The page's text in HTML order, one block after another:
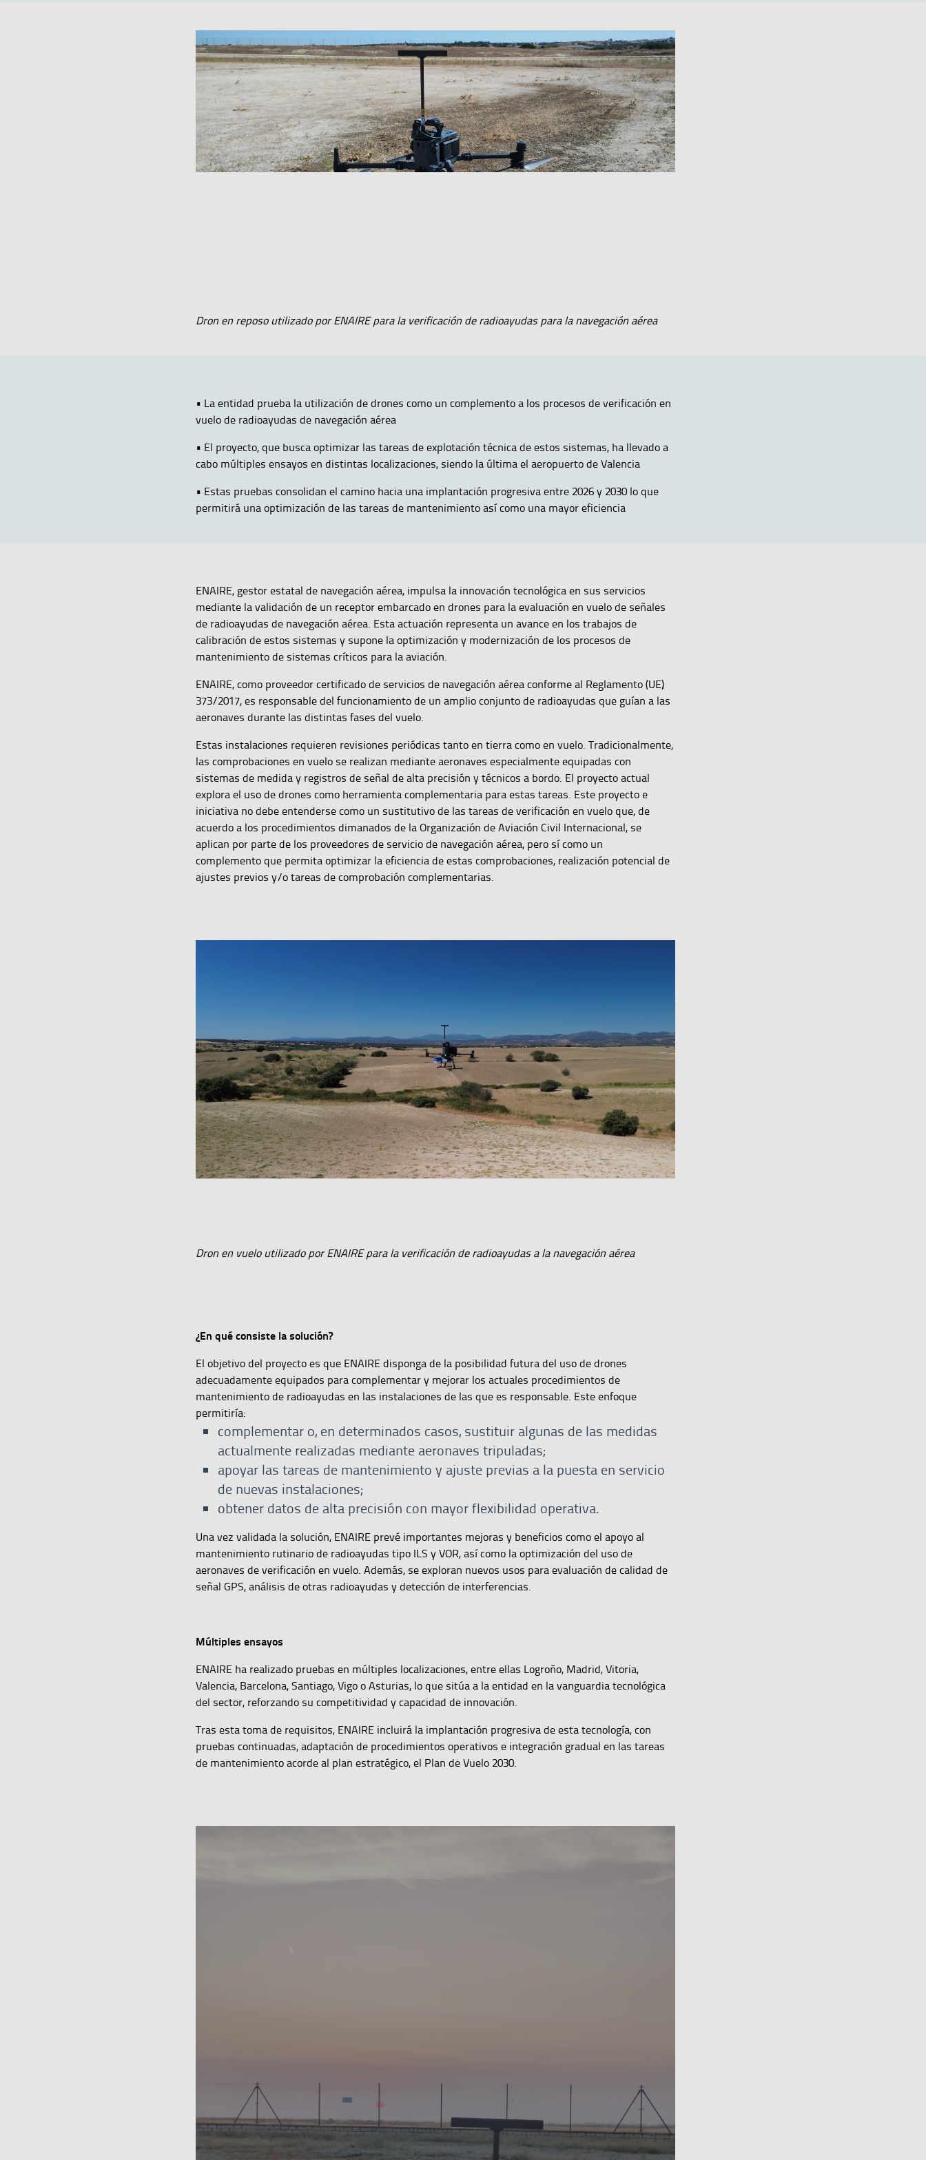
Dron en reposo utilizado por ENAIRE para la verificación de radioayudas para la navegación aérea
• La entidad prueba la utilización de drones como un complemento a los procesos de verificación en
vuelo de radioayudas de navegación aérea
• El proyecto, que busca optimizar las tareas de explotación técnica de estos sistemas, ha llevado a
cabo múltiples ensayos en distintas localizaciones, siendo la última el aeropuerto de Valencia
• Estas pruebas consolidan el camino hacia una implantación progresiva entre 2026 y 2030 lo que
permitirá una optimización de las tareas de mantenimiento así como una mayor eficiencia
ENAIRE, gestor estatal de navegación aérea, impulsa la innovación tecnológica en sus servicios
mediante la validación de un receptor embarcado en drones para la evaluación en vuelo de señales
de radioayudas de navegación aérea. Esta actuación representa un avance en los trabajos de
calibración de estos sistemas y supone la optimización y modernización de los procesos de
mantenimiento de sistemas críticos para la aviación.
ENAIRE, como proveedor certificado de servicios de navegación aérea conforme al Reglamento (UE)
373/2017, es responsable del funcionamiento de un amplio conjunto de radioayudas que guían a las
aeronaves durante las distintas fases del vuelo.
Estas instalaciones requieren revisiones periódicas tanto en tierra como en vuelo. Tradicionalmente,
las comprobaciones en vuelo se realizan mediante aeronaves especialmente equipadas con
sistemas de medida y registros de señal de alta precisión y técnicos a bordo. El proyecto actual
explora el uso de drones como herramienta complementaria para estas tareas. Este proyecto e
iniciativa no debe entenderse como un sustitutivo de las tareas de verificación en vuelo que, de
acuerdo a los procedimientos dimanados de la Organización de Aviación Civil Internacional, se
aplican por parte de los proveedores de servicio de navegación aérea, pero sí como un
complemento que permita optimizar la eficiencia de estas comprobaciones, realización potencial de
ajustes previos y/o tareas de comprobación complementarias.
Dron en vuelo utilizado por ENAIRE para la verificación de radioayudas a la navegación aérea
¿En qué consiste la solución?
El objetivo del proyecto es que ENAIRE disponga de la posibilidad futura del uso de drones
adecuadamente equipados para complementar y mejorar los actuales procedimientos de
mantenimiento de radioayudas en las instalaciones de las que es responsable. Este enfoque
permitiría:
complementar o, en determinados casos, sustituir algunas de las medidas
actualmente realizadas mediante aeronaves tripuladas;
apoyar las tareas de mantenimiento y ajuste previas a la puesta en servicio
de nuevas instalaciones;
obtener datos de alta precisión con mayor flexibilidad operativa.
Una vez validada la solución, ENAIRE prevé importantes mejoras y beneficios como el apoyo al
mantenimiento rutinario de radioayudas tipo ILS y VOR, así como la optimización del uso de
aeronaves de verificación en vuelo. Además, se exploran nuevos usos para evaluación de calidad de
señal GPS, análisis de otras radioayudas y detección de interferencias.
Múltiples ensayos
ENAIRE ha realizado pruebas en múltiples localizaciones, entre ellas Logroño, Madrid, Vitoria,
Valencia, Barcelona, Santiago, Vigo o Asturias, lo que sitúa a la entidad en la vanguardia tecnológica
del sector, reforzando su competitividad y capacidad de innovación.
Tras esta toma de requisitos, ENAIRE incluirá la implantación progresiva de esta tecnología, con
pruebas continuadas, adaptación de procedimientos operativos e integración gradual en las tareas
de mantenimiento acorde al plan estratégico, el Plan de Vuelo 2030.